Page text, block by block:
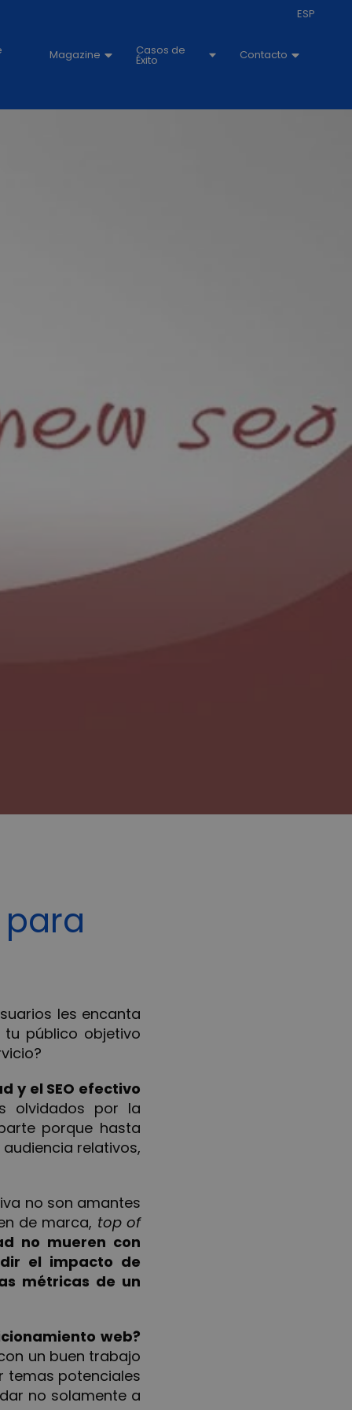
Magazine Casos de
Éxito Contacto
ESP
les encanta
público objetivo
y el SEO efectivo
olvidados por la
porque hasta
relativos,
no son amantes
de marca, top of
no mueren con
el impacto de
métricas de un
web?
un buen trabajo
temas potenciales
no solamente a